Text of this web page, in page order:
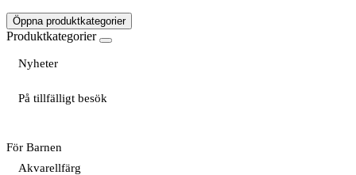
Öppna produktkategorier
Produktkategorier
Nyheter
På tillfälligt besök
För Barnen
Akvarellfärg